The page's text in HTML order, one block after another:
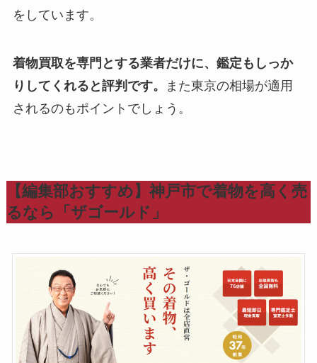
をしています。
着物買取を専門とする業者だけに、鑑定もしっか
りしてくれると評判です。
また東京の相場が適用
されるのもポイントでしょう。
【編集部おすすめ】神戸市で着物を高く売
るなら「ザゴールド」